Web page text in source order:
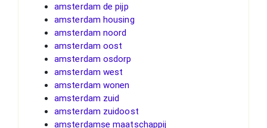
amsterdam de pijp
amsterdam housing
amsterdam noord
amsterdam oost
amsterdam osdorp
amsterdam west
amsterdam wonen
amsterdam zuid
amsterdam zuidoost
amsterdamse maatschappij